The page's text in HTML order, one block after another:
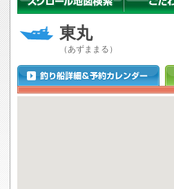
東丸
（あずままる）